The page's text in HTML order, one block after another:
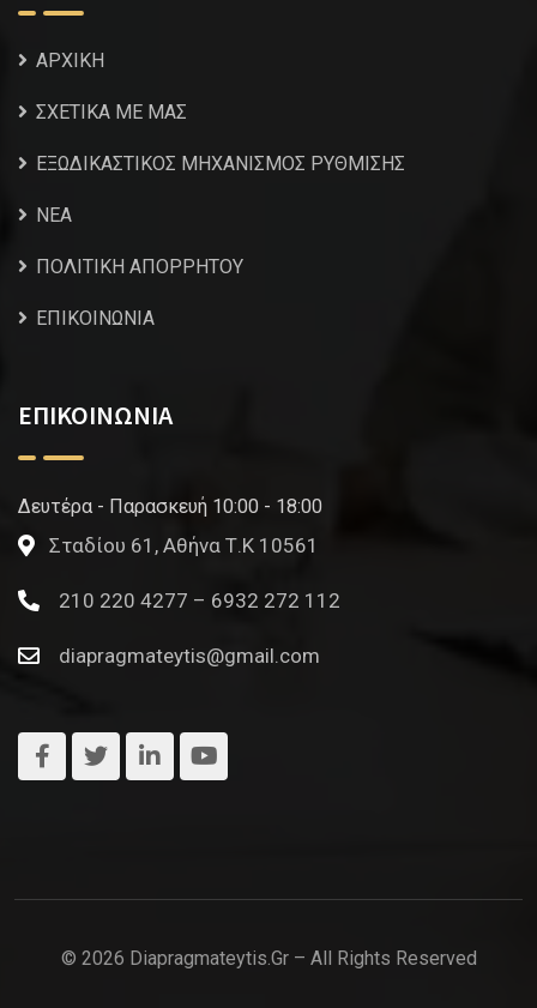
ΑΡΧΙΚΗ
ΣΧΕΤΙΚΑ ΜΕ ΜΑΣ
ΕΞΩΔΙΚΑΣΤΙΚΟΣ ΜΗΧΑΝΙΣΜΟΣ ΡΥΘΜΙΣΗΣ
NEA
ΠΟΛΙΤΙΚΗ ΑΠΟΡΡΗΤΟΥ
ΕΠΙΚΟΙΝΩΝΙΑ
ΕΠΙΚΟΙΝΩΝΙΑ
Δευτέρα - Παρασκευή 10:00 - 18:00
Σταδίου 61, Αθήνα Τ.Κ 10561
210 220 4277 – 6932 272 112
diapragmateytis@gmail.com
© 2026 Diapragmateytis.gr – All Rights Reserved